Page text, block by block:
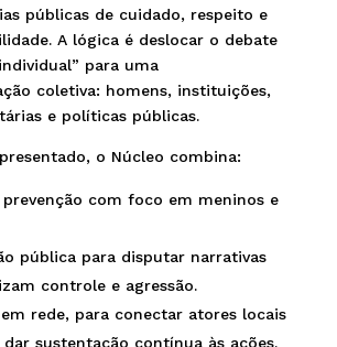
públicas de cuidado, respeito e
A lógica é deslocar o debate
para uma
coletiva: homens, instituições,
e políticas públicas.
o Núcleo combina:
prevenção com foco em meninos e
pública para disputar narrativas
controle e agressão.
rede, para conectar atores locais
dar sustentação contínua às ações.